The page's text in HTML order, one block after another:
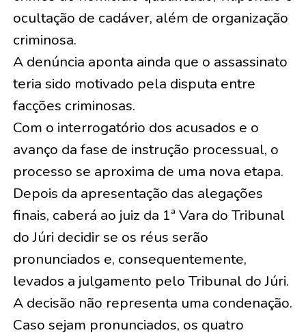
ocultação de cadáver, além de organização
criminosa.
A denúncia aponta ainda que o assassinato
teria sido motivado pela disputa entre
facções criminosas.
Com o interrogatório dos acusados e o
avanço da fase de instrução processual, o
processo se aproxima de uma nova etapa.
Depois da apresentação das alegações
finais, caberá ao juiz da 1ª Vara do Tribunal
do Júri decidir se os réus serão
pronunciados e, consequentemente,
levados a julgamento pelo Tribunal do Júri.
A decisão não representa uma condenação.
Caso sejam pronunciados, os quatro